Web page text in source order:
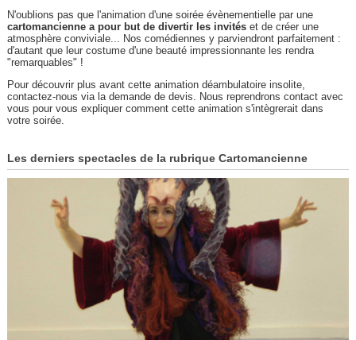
N'oublions pas que l'animation d'une soirée évènementielle par une
cartomancienne a pour but de divertir les invitéset de créer une
atmosphère conviviale... Nos comédiennes y parviendront parfaitement :
d'autant que leur costume d'une beauté impressionnante les rendra
"remarquables" !
Pour découvrir plus avant cette animation déambulatoire insolite,
contactez-nous via la demande de devis. Nous reprendrons contact avec
vous pour vous expliquer comment cette animation s'intègrerait dans
votre soirée.
Les derniers spectacles de la rubrique Cartomancienne